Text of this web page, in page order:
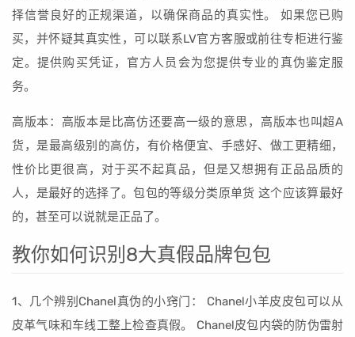
择信誉良好的正规渠道，以确保商品的真实性。 如果您已购
买，并怀疑其真实性，可以联系LV官方客服或前往专柜进行鉴
定。提供购买凭证，官方人员会为您提供专业的真伪鉴定服
务。
高版本：高版本是比高仿还要高一级的意思，高版本也叫超A
货，是最高级别的高仿，有价格便宜、手感好、做工更精细，
性价比更很高，对于买不起真品，但是又想拥有正品品质的
人，是最好的选择了。包包的等级分类原单货 这个应该算最好
的，甚至可以说就是正品了。
教你如何识别8大真假品牌包包
1、几个辨别Chanel真伪的小窍门： Chanel小羊皮皮包可以从
皮革气味和车线工整上检查真假。 Chanel皮包内袋的防伪雷射